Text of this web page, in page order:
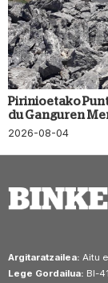
Pirinioetako
du Ganguren
2026-08-04
Argitaratzailea: Aitu
Lege Gordailua: BI-